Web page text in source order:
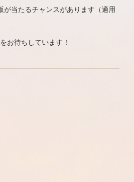
当たるチャンスがあります（適用
お待ちしています！